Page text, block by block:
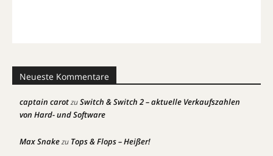
Neueste Kommentare
captain carotzuSwitch & Switch 2 – aktuelle Verkaufszahlen
von Hard- und Software
Max Snakezu Tops & Flops – Heißer!